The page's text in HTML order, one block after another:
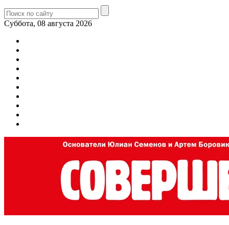
Суббота, 08 августа 2026